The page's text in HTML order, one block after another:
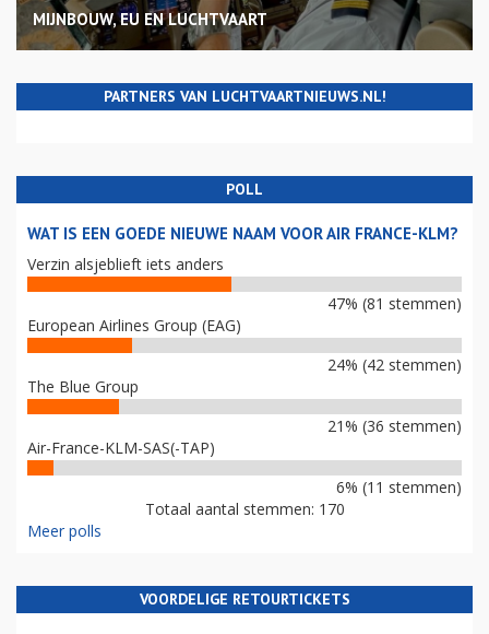
MIJNBOUW, EU EN LUCHTVAART
PARTNERS VAN LUCHTVAARTNIEUWS.NL!
POLL
WAT IS EEN GOEDE NIEUWE NAAM VOOR AIR FRANCE-KLM?
Verzin alsjeblieft iets anders
47% (81 stemmen)
European Airlines Group (EAG)
24% (42 stemmen)
The Blue Group
21% (36 stemmen)
Air-France-KLM-SAS(-TAP)
6% (11 stemmen)
Totaal aantal stemmen: 170
Meer polls
VOORDELIGE RETOURTICKETS